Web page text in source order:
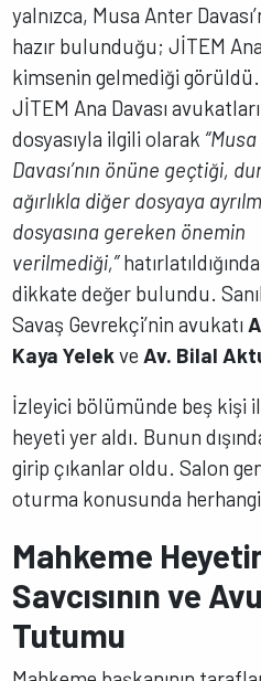
yalnızca, Musa Anter
hazır bulunduğu; JİTEM
kimsenin gelmediği
JİTEM Ana Davası
dosyasıyla ilgili olarak
Davası’nın önüne geçtiği,
ağırlıkla diğer dosyaya
dosyasına gereken önemin
verilmediği,”
dikkate değer bulundu.
Savaş Gevrekçi’nin avukatı
Kaya Yelekve Av. Bilal
İzleyici bölümünde beş kişi
heyeti yer aldı. Bunun
girip çıkanlar oldu. Salon
oturma konusunda
Mahkeme
Savcısının ve
Tutumu